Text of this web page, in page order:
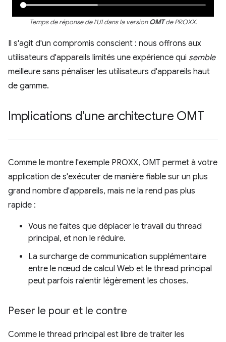
Temps de réponse de l'UI dans la versionOMTde PROXX.
Il s'agit d'un compromis conscient : nous offrons aux
utilisateurs d'appareils limités une expérience qui semble
meilleure sans pénaliser les utilisateurs d'appareils haut
de gamme.
Implications d'une architecture OMT
Comme le montre l'exemple PROXX, OMT permet à votre
application de s'exécuter de manière fiable sur un plus
grand nombre d'appareils, mais ne la rend pas plus
rapide :
Vous ne faites que déplacer le travail du thread
principal, et non le réduire.
La surcharge de communication supplémentaire
entre le nœud de calcul Web et le thread principal
peut parfois ralentir légèrement les choses.
Peser le pour et le contre
Comme le thread principal est libre de traiter les